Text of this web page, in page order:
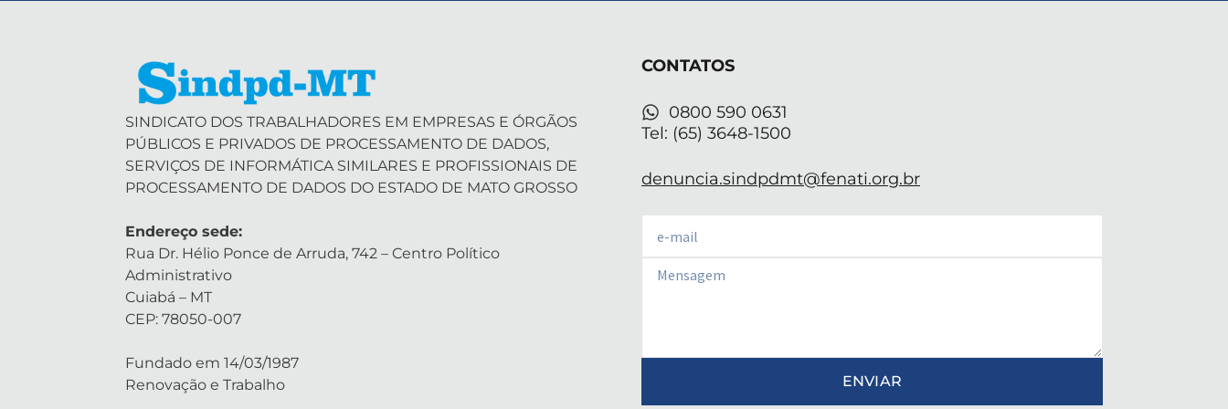
i
n
e p
p
SINDICATO DOS TRABALHADORES EM EMPRESAS E ÓRGÃOS
PÚBLICOS E PRIVADOS DE PROCESSAMENTO DE DADOS,
SERVIÇOS DE INFORMÁTICA SIMILARES E PROFISSIONAIS DE
PROCESSAMENTO DE DADOS DO ESTADO DE MATO GROSSO
Endereço sede:
Rua Dr. Hélio Ponce de Arruda, 742 – Centro Político
Administrativo
Cuiabá – MT
CEP: 78050-007
Fundado em 14/03/1987
Renovação e Trabalho
CONTATOS
0800 590 0631
Tel: (65) 3648-1500
denuncia.sindpdmt@fenati.org.br
Email
ENVIAR